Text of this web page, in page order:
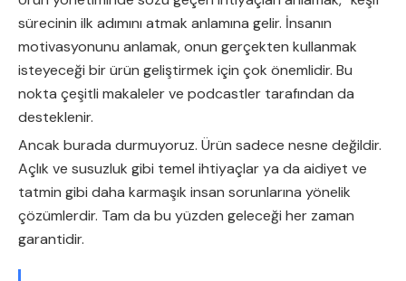
sürecinin ilk adımını atmak anlamına gelir. İnsanın
motivasyonunu anlamak, onun gerçekten kullanmak
isteyeceği bir ürün geliştirmek için çok önemlidir. Bu
nokta çeşitli makaleler ve podcastler tarafından da
desteklenir.
Ancak burada durmuyoruz. Ürün sadece nesne değildir.
Açlık ve susuzluk gibi temel ihtiyaçlar ya da aidiyet ve
tatmin gibi daha karmaşık insan sorunlarına yönelik
çözümlerdir. Tam da bu yüzden geleceği her zaman
garantidir.